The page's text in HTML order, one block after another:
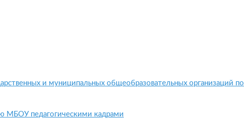
и муниципальных общеобразовательных организаций по
МБОУ педагогическими кадрами